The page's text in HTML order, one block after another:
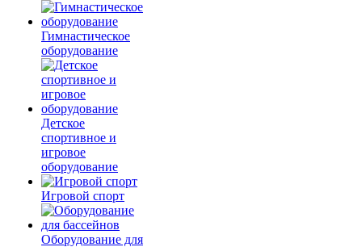
Гимнастическое
оборудование
Детское
спортивное и
игровое
оборудование
Игровой спорт
Оборудование для